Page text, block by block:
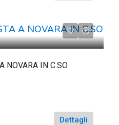
NOVARA IN C.SO
Dettagli